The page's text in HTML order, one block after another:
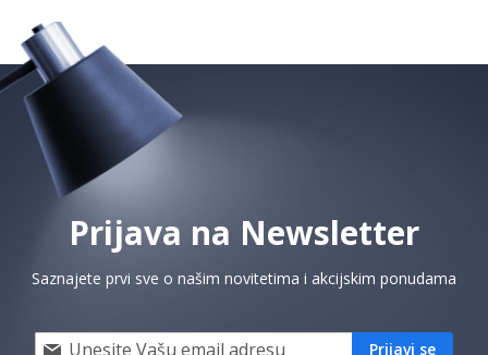
Prijava na Newsletter
Saznajete prvi sve o našim novitetima i akcijskim ponudama
Prijavi
Prijavi se